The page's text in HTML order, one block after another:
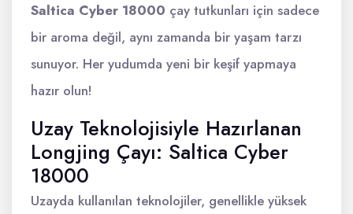
Saltica Cyber 18000 çay tutkunları için sadece
bir aroma değil, aynı zamanda bir yaşam tarzı
sunuyor. Her yudumda yeni bir keşif yapmaya
hazır olun!
Uzay Teknolojisiyle Hazırlanan
Longjing Çayı: Saltica Cyber
18000
Uzayda kullanılan teknolojiler, genellikle yüksek